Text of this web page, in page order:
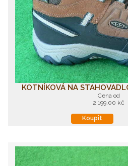
KOTNÍKOVÁ NA
Cena od
2 199,00 kč
Koupit